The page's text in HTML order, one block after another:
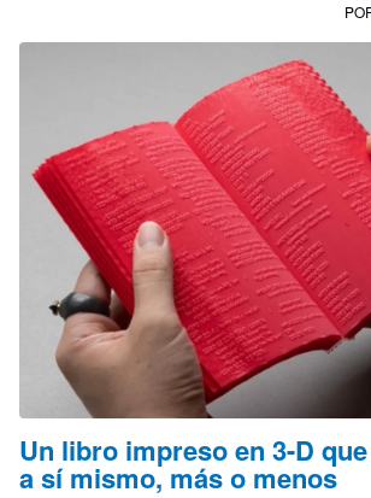
Un libro impreso en 3-D
a sí mismo, más o menos